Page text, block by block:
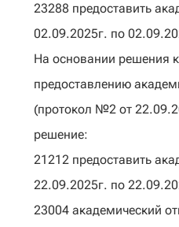
23288 предоставить
02.09.2025г. по
На основании решения
предоставлению
(протокол №2 от
решение:
21212 предоставить
22.09.2025г. по
23004 академический